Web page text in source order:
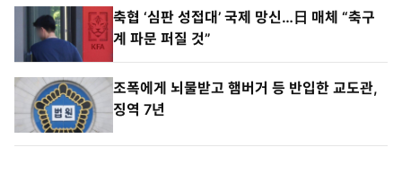
축협 ‘심판 성접대’ 국제 망신…日 매체 “축구
계 파문 퍼질 것”
조폭에게 뇌물받고 햄버거 등 반입한 교도관,
징역 7년